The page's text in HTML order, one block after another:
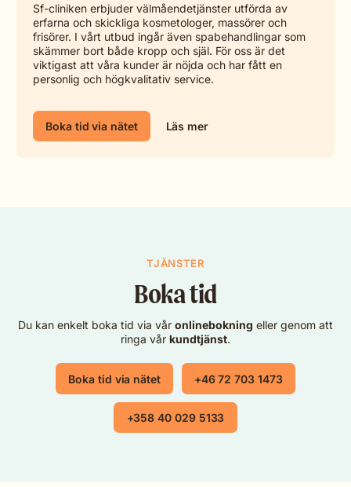
Sf-cliniken erbjuder välmåendetjänster utförda av
erfarna och skickliga kosmetologer, massörer och
frisörer. I vårt utbud ingår även spabehandlingar som
skämmer bort både kropp och själ. För oss är det
viktigast att våra kunder är nöjda och har fått en
personlig och högkvalitativ service.
Boka tid via nätet Läs mer
TJÄNSTER
Boka tid
Du kan enkelt boka tid via vår onlinebokning eller genom att
ringa vår kundtjänst.
Boka tid via nätet +46 72 703 1473
+358 40 029 5133